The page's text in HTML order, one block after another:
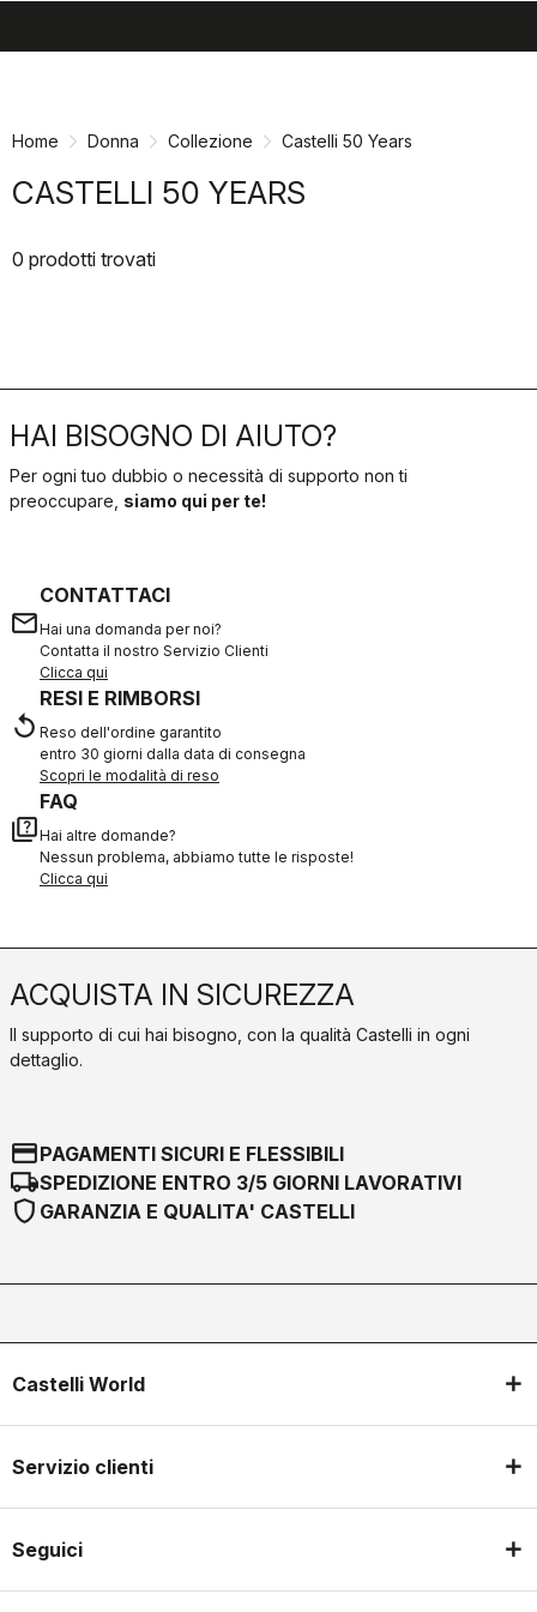
Home Donna Collezione Castelli 50 Years
CASTELLI 50 YEARS
0 prodotti trovati
HAI BISOGNO DI AIUTO?
Per ogni tuo dubbio o necessità di supporto non ti
preoccupare, siamo qui per te!
email
CONTATTACI
Hai una domanda per noi?
Contatta il nostro Servizio Clienti
Clicca qui
replay
RESI E RIMBORSI
Reso dell'ordine garantito
entro 30 giorni dalla data di consegna
Scopri le modalità di reso
quiz
FAQ
Hai altre domande?
Nessun problema, abbiamo tutte le risposte!
Clicca qui
ACQUISTA IN SICUREZZA
Il supporto di cui hai bisogno, con la qualità Castelli in ogni
dettaglio.
credit_cardPAGAMENTI SICURI E FLESSIBILI
local_shippingSPEDIZIONE ENTRO 3/5 GIORNI LAVORATIVI
shield GARANZIA E QUALITA' CASTELLI
Castelli World
Servizio clienti
Seguici